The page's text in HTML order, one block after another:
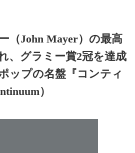
（John Mayer）の最高
、グラミー賞2冠を達成
ップの名盤『コンティ
）